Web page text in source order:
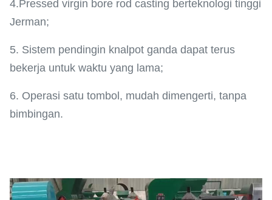
4.Pressed virgin bore rod casting berteknologi tinggi
Jerman;
5. Sistem pendingin knalpot ganda dapat terus
bekerja untuk waktu yang lama;
6. Operasi satu tombol, mudah dimengerti, tanpa
bimbingan.